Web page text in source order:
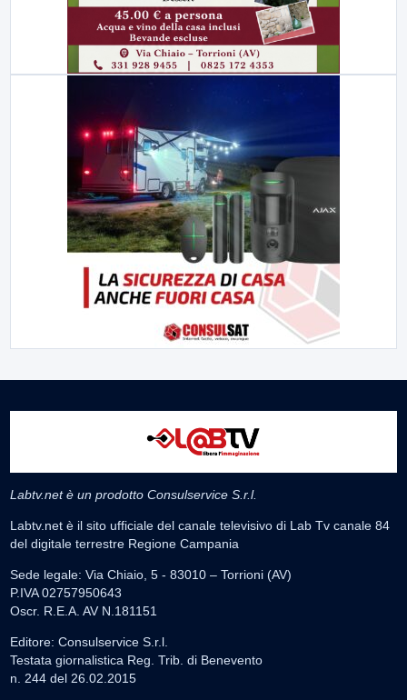
Labtv.net è un prodotto Consulservice S.r.l.
Labtv.net è il sito ufficiale del canale televisivo di Lab Tv canale 84
del digitale terrestre Regione Campania
Sede legale: Via Chiaio, 5 - 83010 – Torrioni (AV)
P.IVA 02757950643
Oscr. R.E.A. AV N.181151
Editore: Consulservice S.r.l.
Testata giornalistica Reg. Trib. di Benevento
n. 244 del 26.02.2015